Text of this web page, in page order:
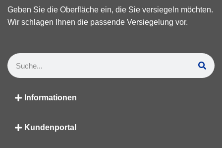
Geben Sie die Oberfläche ein, die Sie versiegeln möchten.
Wir schlagen Ihnen die passende Versiegelung vor.
Informationen
Kundenportal